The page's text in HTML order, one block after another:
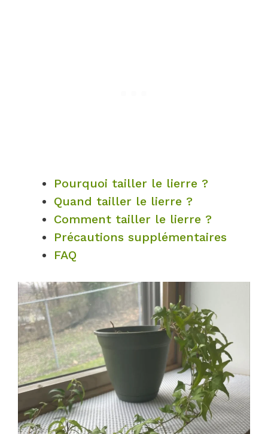
Pourquoi tailler le lierre ?
Quand tailler le lierre ?
Comment tailler le lierre ?
Précautions supplémentaires
FAQ